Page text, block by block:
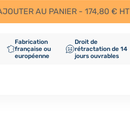
AU PANIER - 174,80 € HT
Fabrication
française ou
européenne
Droit de
rétractation de 14
jours ouvrables